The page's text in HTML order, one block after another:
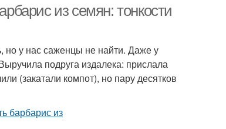
из семян: тонкости
но у нас саженцы не найти. Даже у
подруга издалека: прислала
(закатали компот), но пару десятков